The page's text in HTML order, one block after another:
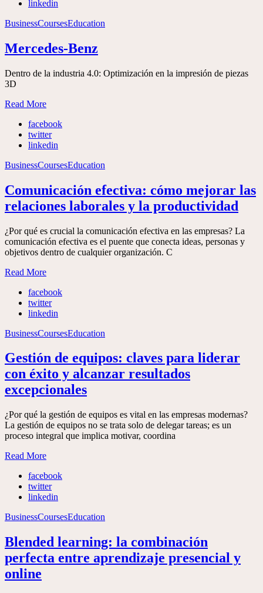
linkedin
BusinessCoursesEducation
Mercedes-Benz
Dentro de la industria 4.0: Optimización en la impresión de piezas
3D
Read More
facebook
twitter
linkedin
BusinessCoursesEducation
Comunicación efectiva: cómo mejorar las
relaciones laborales y la productividad
¿Por qué es crucial la comunicación efectiva en las empresas? La
comunicación efectiva es el puente que conecta ideas, personas y
objetivos dentro de cualquier organización. C
Read More
facebook
twitter
linkedin
BusinessCoursesEducation
Gestión de equipos: claves para liderar
con éxito y alcanzar resultados
excepcionales
¿Por qué la gestión de equipos es vital en las empresas modernas?
La gestión de equipos no se trata solo de delegar tareas; es un
proceso integral que implica motivar, coordina
Read More
facebook
twitter
linkedin
BusinessCoursesEducation
Blended learning: la combinación
perfecta entre aprendizaje presencial y
online